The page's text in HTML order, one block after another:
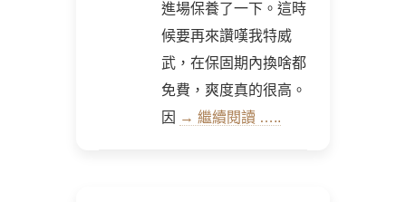
進場保養了一下。這時
候要再來讚嘆我特威
武，在保固期內換啥都
免費，爽度真的很高。
因 → 繼續閱讀 …..